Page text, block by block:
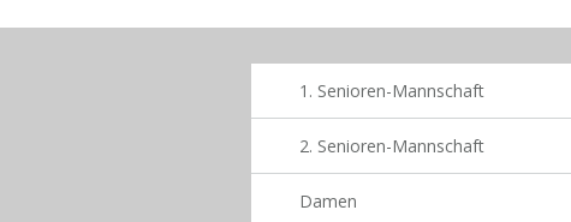
1. Senioren-Mannschaft
2. Senioren-Mannschaft
Damen